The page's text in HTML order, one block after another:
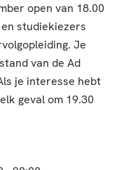
open van 18.00
studiekiezers
Je
van de Ad
je interesse hebt
geval om 19.30